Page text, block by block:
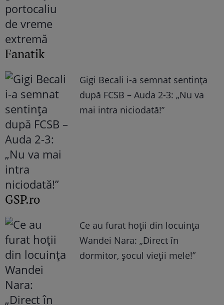
Fanatik
Gigi Becali i-a semnat sentința
după FCSB – Auda 2-3: „Nu va
mai intra niciodată!”
GSP.ro
Ce au furat hoții din locuința
Wandei Nara: „Direct în
dormitor, șocul vieții mele!”